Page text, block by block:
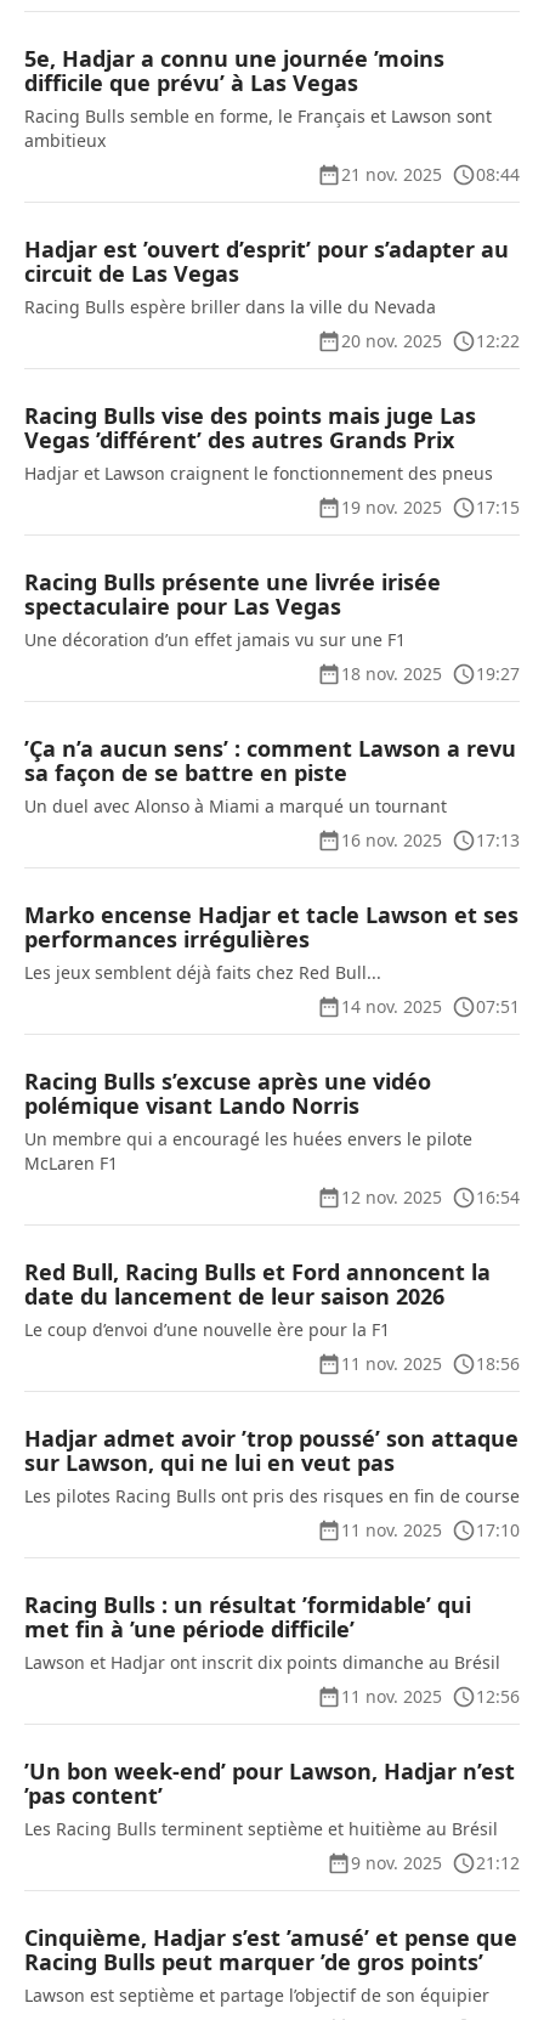
5e, Hadjar a connu une journée ’moins
difficile que prévu’ à Las Vegas
Racing Bulls semble en forme, le Français et Lawson sont
ambitieux
21 nov. 2025
08:44
Hadjar est ’ouvert d’esprit’ pour s’adapter au
circuit de Las Vegas
Racing Bulls espère briller dans la ville du Nevada
20 nov. 2025
12:22
Racing Bulls vise des points mais juge Las
Vegas ’différent’ des autres Grands Prix
Hadjar et Lawson craignent le fonctionnement des pneus
19 nov. 2025
17:15
Racing Bulls présente une livrée irisée
spectaculaire pour Las Vegas
Une décoration d’un effet jamais vu sur une F1
18 nov. 2025
19:27
’Ça n’a aucun sens’ : comment Lawson a revu
sa façon de se battre en piste
Un duel avec Alonso à Miami a marqué un tournant
16 nov. 2025
17:13
Marko encense Hadjar et tacle Lawson et ses
performances irrégulières
Les jeux semblent déjà faits chez Red Bull...
14 nov. 2025
07:51
Racing Bulls s’excuse après une vidéo
polémique visant Lando Norris
Un membre qui a encouragé les huées envers le pilote
McLaren F1
12 nov. 2025
16:54
Red Bull, Racing Bulls et Ford annoncent la
date du lancement de leur saison 2026
Le coup d’envoi d’une nouvelle ère pour la F1
11 nov. 2025
18:56
Hadjar admet avoir ’trop poussé’ son attaque
sur Lawson, qui ne lui en veut pas
Les pilotes Racing Bulls ont pris des risques en fin de course
11 nov. 2025
17:10
Racing Bulls : un résultat ’formidable’ qui
met fin à ’une période difficile’
Lawson et Hadjar ont inscrit dix points dimanche au Brésil
11 nov. 2025
12:56
’Un bon week-end’ pour Lawson, Hadjar n’est
’pas content’
Les Racing Bulls terminent septième et huitième au Brésil
9 nov. 2025
21:12
Cinquième, Hadjar s’est ’amusé’ et pense que
Racing Bulls peut marquer ’de gros points’
Lawson est septième et partage l’objectif de son équipier